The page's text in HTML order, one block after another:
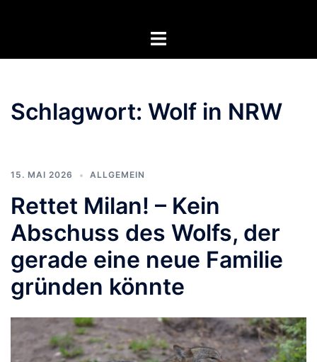
Menü
Schlagwort: Wolf in NRW
15. MAI 2026 ALLGEMEIN
Rettet Milan! – Kein
Abschuss des Wolfs, der
gerade eine neue Familie
gründen könnte